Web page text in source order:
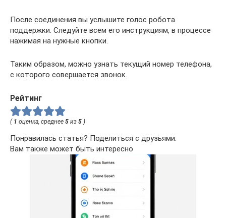
После соединения вы услышите голос робота
поддержки. Следуйте всем его инструкциям, в процессе
нажимая на нужные кнопки.
Таким образом, можно узнать текущий номер телефона,
с которого совершается звонок.
Рейтинг
( 1 оценка, среднее 5 из 5 )
Понравилась статья? Поделиться с друзьями:
Вам также может быть интересно